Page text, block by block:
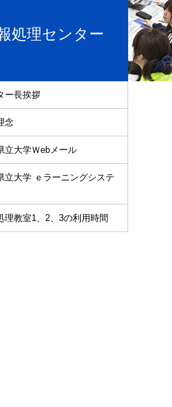
処理センター
ー長挨拶
念
立大学Ｗebメール
立大学 ｅラーニングシステ
理教室1、2、3の利用時間